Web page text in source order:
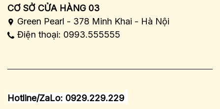
CƠ SỞ CỬA HÀNG 03
Green Pearl - 378 Minh Khai - Hà Nội
Điện thoại: 0993.555555
Hotline/ZaLo: 0929.229.229